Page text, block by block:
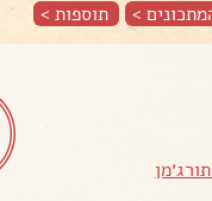
> תוספות >